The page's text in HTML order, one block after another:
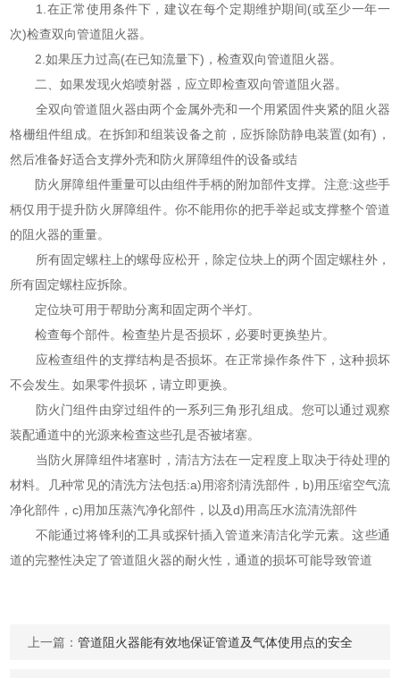
1.在正常使用条件下，建议在每个定期维护期间(或至少一年一
次)检查双向管道阻火器。
2.如果压力过高(在已知流量下)，检查双向管道阻火器。
二、如果发现火焰喷射器，应立即检查双向管道阻火器。
全双向管道阻火器由两个金属外壳和一个用紧固件夹紧的阻火器
格栅组件组成。在拆卸和组装设备之前，应拆除防静电装置(如有)，
然后准备好适合支撑外壳和防火屏障组件的设备或结
防火屏障组件重量可以由组件手柄的附加部件支撑。注意:这些手
柄仅用于提升防火屏障组件。你不能用你的把手举起或支撑整个管道
的阻火器的重量。
所有固定螺柱上的螺母应松开，除定位块上的两个固定螺柱外，
所有固定螺柱应拆除。
定位块可用于帮助分离和固定两个半灯。
检查每个部件。检查垫片是否损坏，必要时更换垫片。
应检查组件的支撑结构是否损坏。在正常操作条件下，这种损坏
不会发生。如果零件损坏，请立即更换。
防火门组件由穿过组件的一系列三角形孔组成。您可以通过观察
装配通道中的光源来检查这些孔是否被堵塞。
当防火屏障组件堵塞时，清洁方法在一定程度上取决于待处理的
材料。几种常见的清洗方法包括:a)用溶剂清洗部件，b)用压缩空气流
净化部件，c)用加压蒸汽净化部件，以及d)用高压水流清洗部件
不能通过将锋利的工具或探针插入管道来清洁化学元素。这些通
道的完整性决定了管道阻火器的耐火性，通道的损坏可能导致管道
上一篇：管道阻火器能有效地保证管道及气体使用点的安全